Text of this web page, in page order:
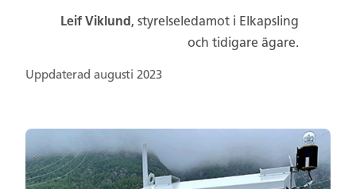
Leif Viklund , styrelseledamot i Elkapsling
och tidigare ägare.
Uppdaterad augusti 2023